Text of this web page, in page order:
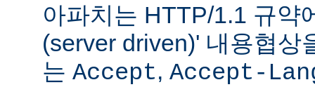
아파치는 HTTP/1.1 규약
(server driven)' 내용협상
는 Accept, Accept-